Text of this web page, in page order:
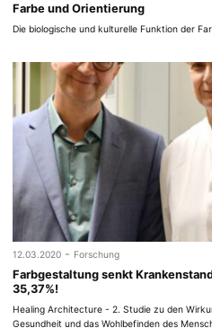
Farbe und Orientierung
Die biologische und kulturelle Funktion der
12.03.2020 - Forschung
Farbgestaltung senkt
35,37%!
Healing Architecture - 2. Studie zu den
Gesundheit und das Wohlbefinden des